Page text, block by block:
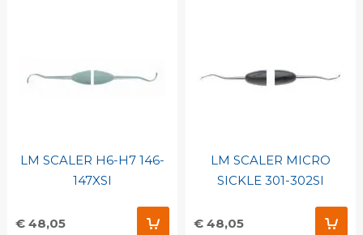
LM SCALER H6-H7 146-
147XSI
€ 48,05
LM SCALER MICRO
SICKLE 301-302SI
€ 48,05